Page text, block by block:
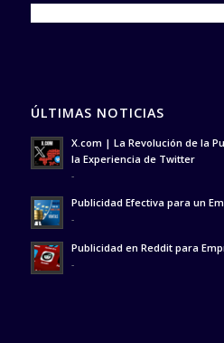
ÚLTIMAS NOTICIAS
X.com | La Revolución de la
la Experiencia de Twitter
-
Publicidad Efectiva para un
-
Publicidad en Reddit para
-